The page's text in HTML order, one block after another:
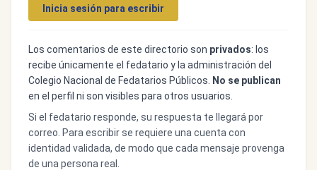
Inicia sesión para escribir
Los comentarios de este directorio son privados: los
recibe únicamente el fedatario y la administración del
Colegio Nacional de Fedatarios Públicos.
No se publican
en el perfil ni son visibles para otros usuarios.
Si el fedatario responde, su respuesta te llegará por
correo. Para escribir se requiere una cuenta con
identidad validada, de modo que cada mensaje provenga
de una persona real.